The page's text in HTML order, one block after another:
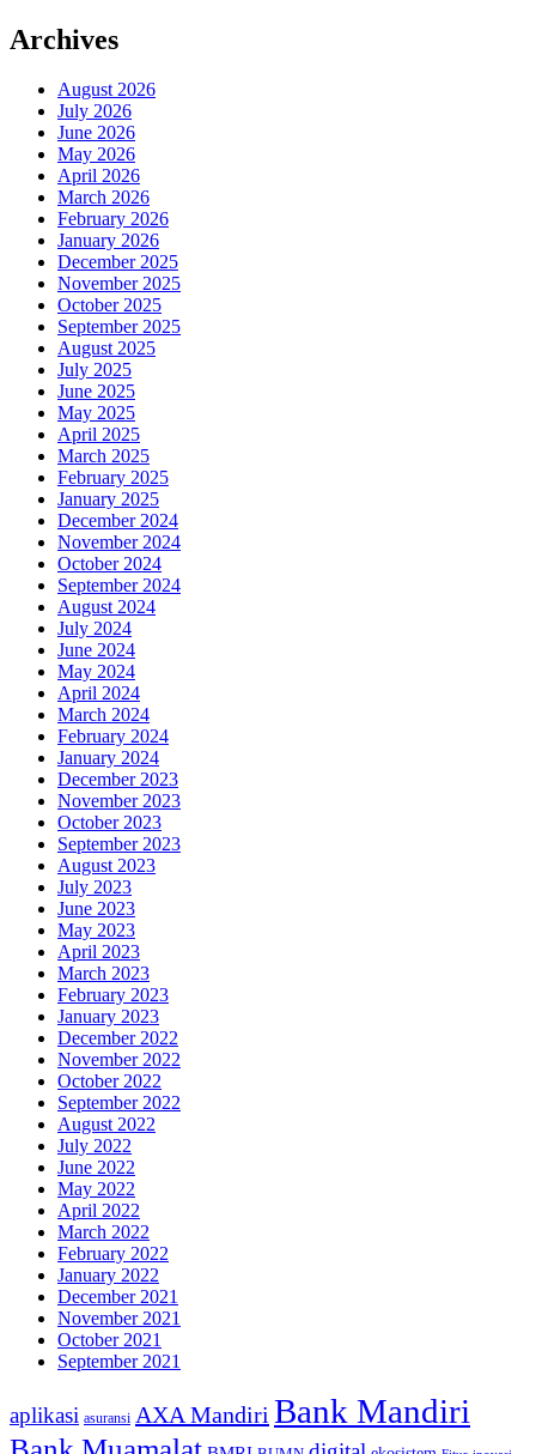
Archives
August 2026
July 2026
June 2026
May 2026
April 2026
March 2026
February 2026
January 2026
December 2025
November 2025
October 2025
September 2025
August 2025
July 2025
June 2025
May 2025
April 2025
March 2025
February 2025
January 2025
December 2024
November 2024
October 2024
September 2024
August 2024
July 2024
June 2024
May 2024
April 2024
March 2024
February 2024
January 2024
December 2023
November 2023
October 2023
September 2023
August 2023
July 2023
June 2023
May 2023
April 2023
March 2023
February 2023
January 2023
December 2022
November 2022
October 2022
September 2022
August 2022
July 2022
June 2022
May 2022
April 2022
March 2022
February 2022
January 2022
December 2021
November 2021
October 2021
September 2021
aplikasi asuransi AXA Mandiri Bank Mandiri